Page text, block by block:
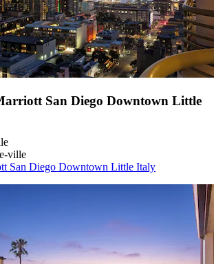
San Diego Downtown Little
ville
San Diego Downtown Little Italy